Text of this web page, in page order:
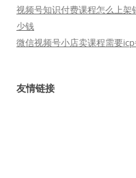
视频号知识付费课程怎么上架
少钱
微信视频号小店卖课程需要
友情链接